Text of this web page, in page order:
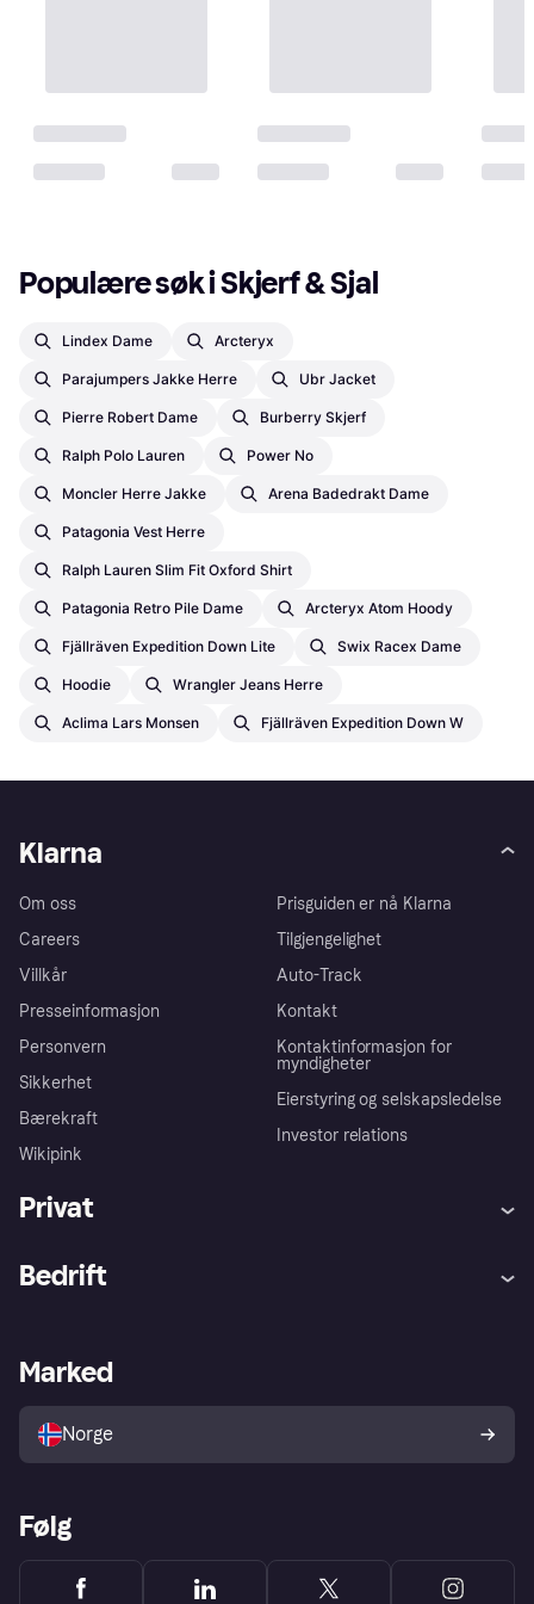
Populære søk i Skjerf & Sjal
Lindex Dame Arcteryx
Parajumpers Jakke Herre Ubr Jacket
Pierre Robert Dame Burberry Skjerf
Ralph Polo Lauren Power No
Moncler Herre Jakke Arena Badedrakt Dame
Patagonia Vest Herre
Ralph Lauren Slim Fit Oxford Shirt
Patagonia Retro Pile Dame Arcteryx Atom Hoody
Fjällräven Expedition Down Lite Swix Racex Dame
Hoodie Wrangler Jeans Herre
Aclima Lars Monsen Fjällräven Expedition Down W
Klarna
Om oss
Careers
Villkår
Presseinformasjon
Personvern
Sikkerhet
Bærekraft
Wikipink
Prisguiden er nå Klarna
Tilgjengelighet
Auto-Track
Kontakt
Kontaktinformasjon for
myndigheter
Eierstyring og selskapsledelse
Investor relations
Privat
Utforsk butikker
Bedrift
Merchant portal
Marked
Norge
Følg